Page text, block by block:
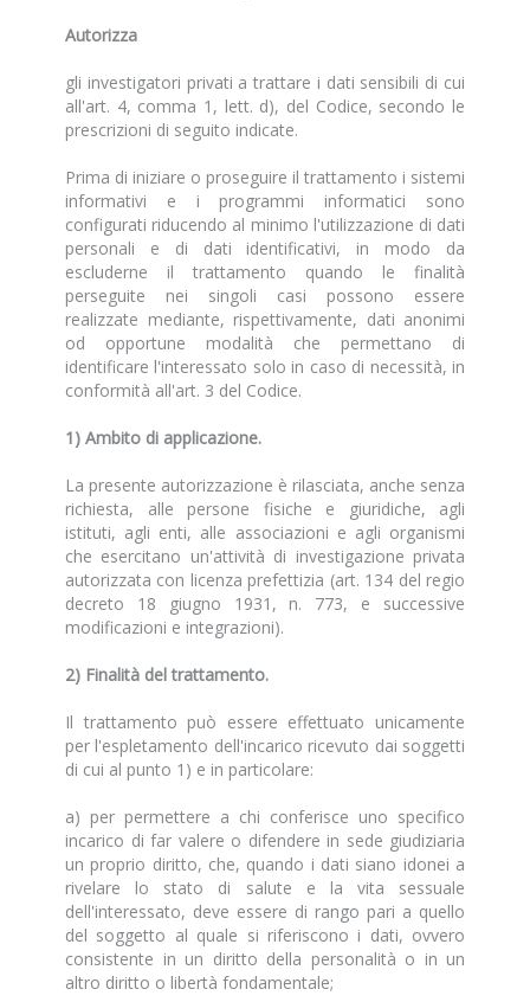
Autorizza
gli investigatori privati a trattare i dati sensibili di cui
all'art. 4, comma 1, lett. d), del Codice, secondo le
prescrizioni di seguito indicate.
Prima di iniziare o proseguire il trattamento i sistemi
informativi e i programmi informatici sono
configurati riducendo al minimo l'utilizzazione di dati
personali e di dati identificativi, in modo da
escluderne il trattamento quando le finalità
perseguite nei singoli casi possono essere
realizzate mediante, rispettivamente, dati anonimi
od opportune modalità che permettano di
identificare l'interessato solo in caso di necessità, in
conformità all'art. 3 del Codice.
1) Ambito di applicazione.
La presente autorizzazione è rilasciata, anche senza
richiesta, alle persone fisiche e giuridiche, agli
istituti, agli enti, alle associazioni e agli organismi
che esercitano un'attività di investigazione privata
autorizzata con licenza prefettizia (art. 134 del regio
decreto 18 giugno 1931, n. 773, e successive
modificazioni e integrazioni).
2) Finalità del trattamento.
Il trattamento può essere effettuato unicamente
per l'espletamento dell'incarico ricevuto dai soggetti
di cui al punto 1) e in particolare:
a) per permettere a chi conferisce uno specifico
incarico di far valere o difendere in sede giudiziaria
un proprio diritto, che, quando i dati siano idonei a
rivelare lo stato di salute e la vita sessuale
dell'interessato, deve essere di rango pari a quello
del soggetto al quale si riferiscono i dati, ovvero
consistente in un diritto della personalità o in un
altro diritto o libertà fondamentale;